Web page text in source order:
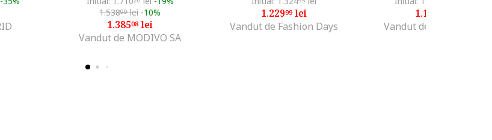
1.53899lei -10%
1.38508 lei
Vandut de MODIVO SA
1.22999lei
Vandut de Fashion Days
1.139
Vandut de Fashion Days